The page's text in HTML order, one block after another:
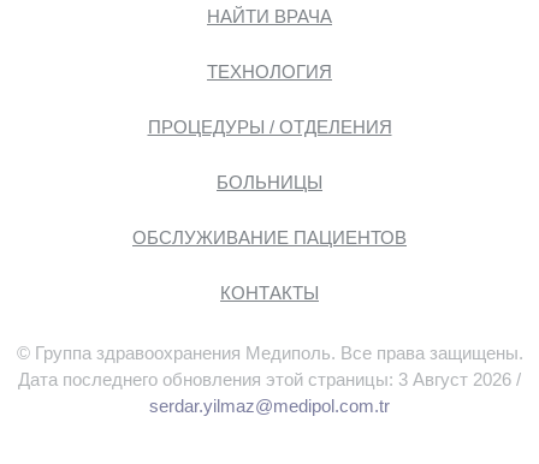
НАЙТИ ВРАЧА
ТЕХНОЛОГИЯ
ПРОЦЕДУРЫ / ОТДЕЛЕНИЯ
БОЛЬНИЦЫ
ОБСЛУЖИВАНИЕ ПАЦИЕНТОВ
КОНТАКТЫ
© Группа здравоохранения Медиполь. Все права защищены.
Дата последнего обновления этой страницы: 3 Август 2026 /
serdar.yilmaz@medipol.com.tr